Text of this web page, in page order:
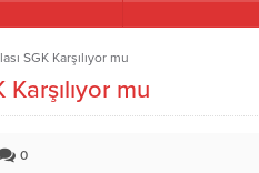
SGK Karşılıyor mu
Karşılıyor mu
0